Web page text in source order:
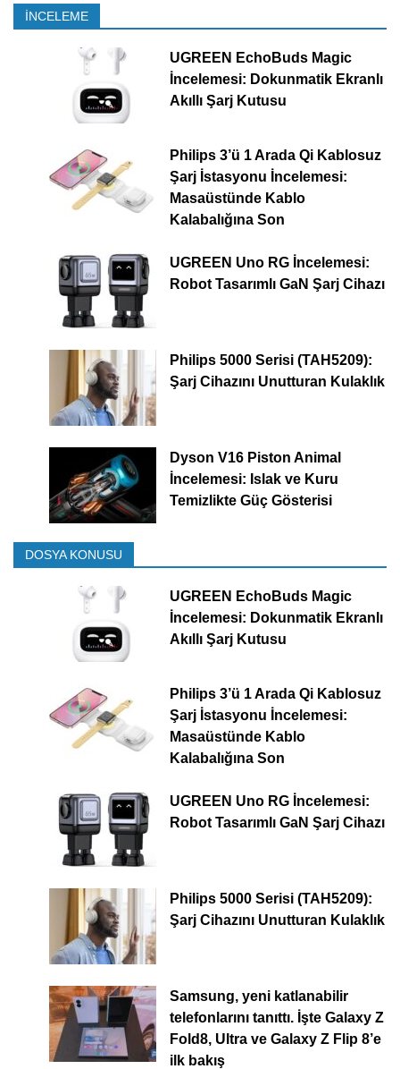
İNCELEME
UGREEN EchoBuds Magic
İncelemesi: Dokunmatik Ekranlı
Akıllı Şarj Kutusu
Philips 3’ü 1 Arada Qi Kablosuz
Şarj İstasyonu İncelemesi:
Masaüstünde Kablo
Kalabalığına Son
UGREEN Uno RG İncelemesi:
Robot Tasarımlı GaN Şarj Cihazı
Philips 5000 Serisi (TAH5209):
Şarj Cihazını Unutturan Kulaklık
Dyson V16 Piston Animal
İncelemesi: Islak ve Kuru
Temizlikte Güç Gösterisi
DOSYA KONUSU
UGREEN EchoBuds Magic
İncelemesi: Dokunmatik Ekranlı
Akıllı Şarj Kutusu
Philips 3’ü 1 Arada Qi Kablosuz
Şarj İstasyonu İncelemesi:
Masaüstünde Kablo
Kalabalığına Son
UGREEN Uno RG İncelemesi:
Robot Tasarımlı GaN Şarj Cihazı
Philips 5000 Serisi (TAH5209):
Şarj Cihazını Unutturan Kulaklık
Samsung, yeni katlanabilir
telefonlarını tanıttı. İşte Galaxy Z
Fold8, Ultra ve Galaxy Z Flip 8’e
ilk bakış